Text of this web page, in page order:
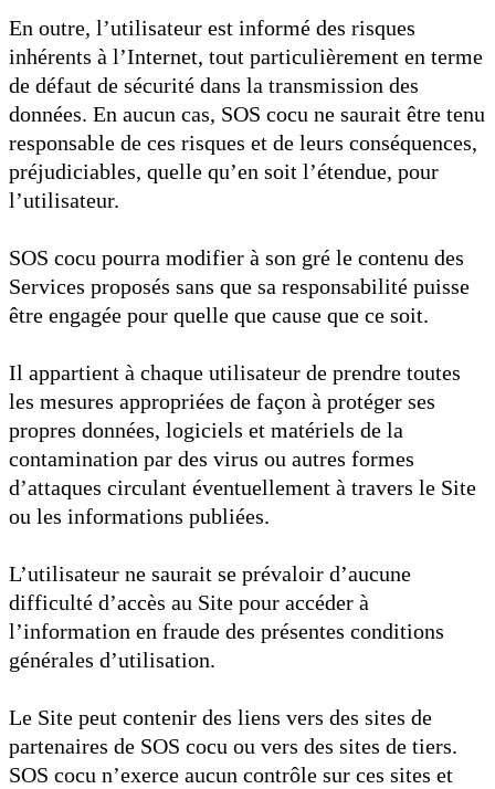
En outre, l’utilisateur est informé des risques
inhérents à l’Internet, tout particulièrement en terme
de défaut de sécurité dans la transmission des
données. En aucun cas, SOS cocu ne saurait être tenu
responsable de ces risques et de leurs conséquences,
préjudiciables, quelle qu’en soit l’étendue, pour
l’utilisateur.
SOS cocu pourra modifier à son gré le contenu des
Services proposés sans que sa responsabilité puisse
être engagée pour quelle que cause que ce soit.
Il appartient à chaque utilisateur de prendre toutes
les mesures appropriées de façon à protéger ses
propres données, logiciels et matériels de la
contamination par des virus ou autres formes
d’attaques circulant éventuellement à travers le Site
ou les informations publiées.
L’utilisateur ne saurait se prévaloir d’aucune
difficulté d’accès au Site pour accéder à
l’information en fraude des présentes conditions
générales d’utilisation.
Le Site peut contenir des liens vers des sites de
partenaires de SOS cocu ou vers des sites de tiers.
SOS cocu n’exerce aucun contrôle sur ces sites et